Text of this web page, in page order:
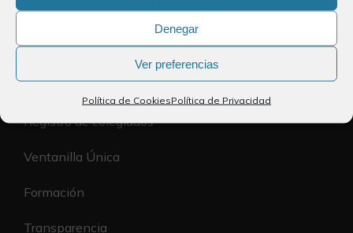
Denegar
Ver preferencias
Política de CookiesPolítica de Privacidad
El Colegio
Registro de colegiados
Ventanilla Única
Formación
Transparencia